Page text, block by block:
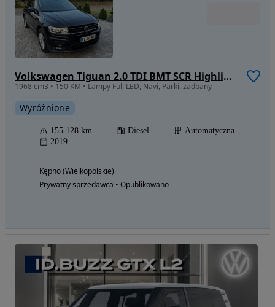
Volkswagen Tiguan 2.0 TDI BMT SCR Highline DSG
1968 cm3 • 150 KM • Lampy Full LED, Navi, Parki, zadbany
Wyróżnione
155 128 km Diesel
Automatyczna
2019
Kępno (Wielkopolskie)
Prywatny sprzedawca • Opublikowano